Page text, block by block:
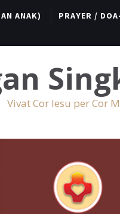
ANAK) PRAYER /
Vivat Cor Iesu per Cor